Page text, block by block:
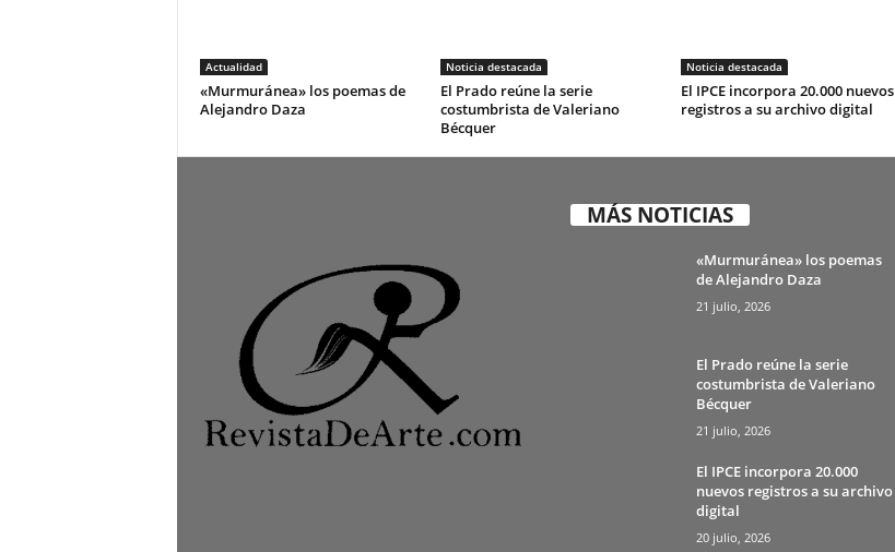
Actualidad
«Murmuránea» los poemas de
Alejandro Daza
Noticia destacada
El Prado reúne la serie
costumbrista de Valeriano
Bécquer
Noticia destacada
El IPCE incorpora 20.000 nuevos
registros a su archivo digital
MÁS NOTICIAS
«Murmuránea» los poemas
de Alejandro Daza
21 julio, 2026
El Prado reúne la serie
costumbrista de Valeriano
Bécquer
21 julio, 2026
El IPCE incorpora 20.000
nuevos registros a su archivo
digital
20 julio, 2026